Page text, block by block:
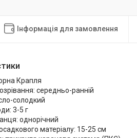
Інформація для замовлення
Крапля
середньо-ранній
солодкий
3-5 г
однорічний
матеріалу: 15-25 см